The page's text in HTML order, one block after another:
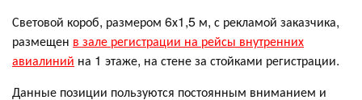
Световой короб, размером 6х1,5 м, с рекламой заказчика,
размещен в зале регистрации на рейсы внутренних
авиалиний на 1 этаже, на стене за стойками регистрации.
Данные позиции пользуются постоянным вниманием и